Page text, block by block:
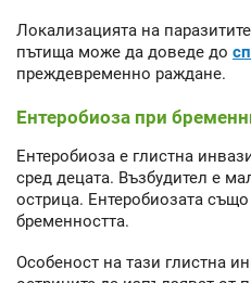
Локализацията на
пътища може да доведе до
преждевременно раждане.
Ентеробиоза при
Ентеробиоза е глистна
сред децата. Възбудител е
острица. Ентеробиозата
бременността.
Особеност на тази глистна